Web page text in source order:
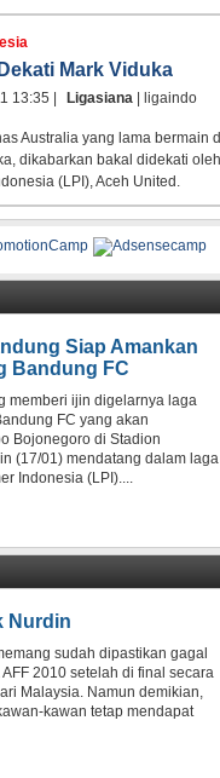
Mark Viduka
13:35 Ligasiana | ligaindo
Australia yang lama bermain
dikabarkan bakal didekati
(LPI), Aceh United.
Siap Amankan
Bandung FC
memberi ijin digelarnya laga
FC yang akan
Bojonegoro di Stadion
(17/01) mendatang dalam laga
Indonesia (LPI)....
Nurdin
sudah dipastikan gagal
2010 setelah di final secara
Malaysia. Namun demikian,
kawan tetap mendapat